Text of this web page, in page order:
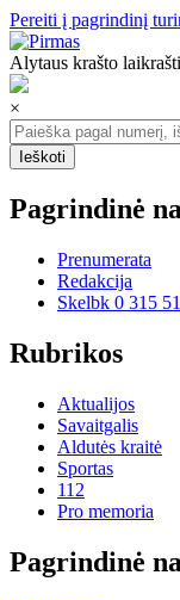
Pereiti į pagrindinį
Alytaus krašto
×
Pagrindinė
Prenumerata
Redakcija
Skelbk 0 315
Rubrikos
Aktualijos
Savaitgalis
Aldutės kraitė
Sportas
112
Pro memoria
Pagrindinė